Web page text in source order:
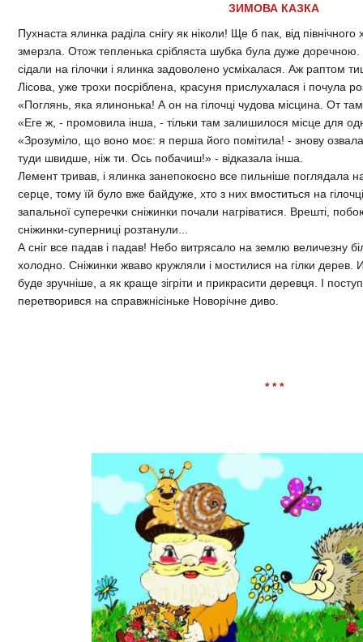
ЗИМОВА КАЗКА
Пухнаста ялинка раділа снігу як ніколи! Ще б пак, від північного
змерзла. Отож тепленька срібляста шубка була дуже
сідали на гілочки і ялинка задоволено усміхалася. Аж раптом
Лісова, уже трохи посріблена, красуня прислухалася і почула
«Поглянь, яка ялинонька! А он на гілочці чудова місцина. От
«Еге ж, - промовила інша, - тільки там залишилося місце для
«Зрозуміло, що воно моє: я перша його помітила! - знову
туди швидше, ніж ти. Ось побачиш!» - відказала інша.
Лемент тривав, і ялинка занепокоєно все пильніше поглядала
серце, тому їй було вже байдуже, хто з них вмоститься на
запальної суперечки сніжинки почали нагріватися. Врешті,
сніжинки-суперниці розтанули...
А сніг все падав і падав! Небо витрясало на землю величезну
холодно. Сніжинки жваво кружляли і мостилися на гілки
буде зручніше, а як краще зігріти и прикрасити деревця. І
перетворився на справжнісіньке Новорічне диво.
* * *